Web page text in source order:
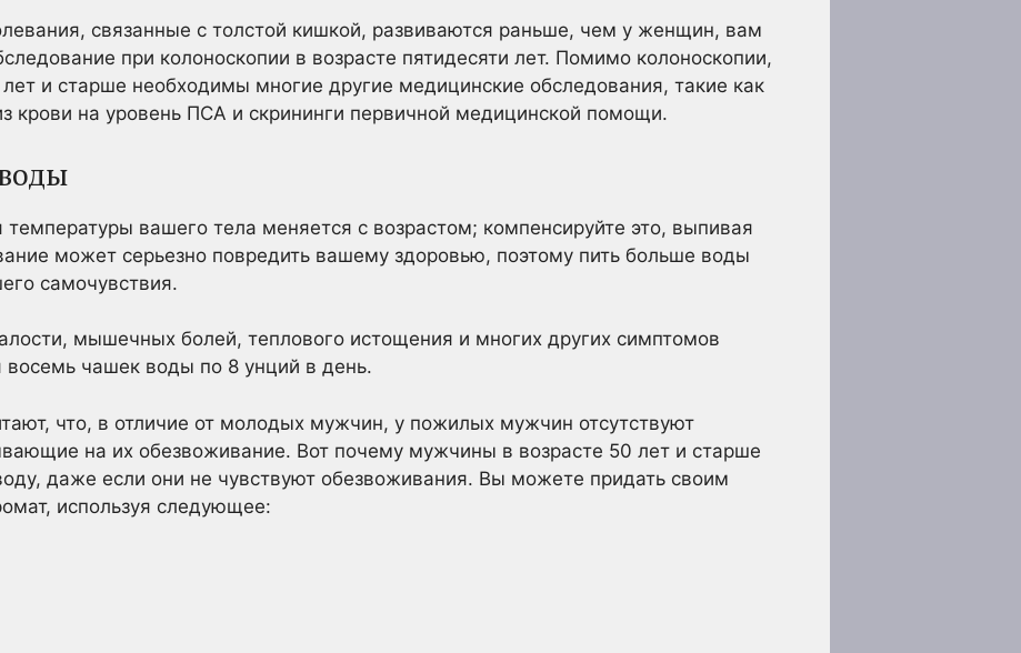
связанные с толстой кишкой, развиваются раньше, чем у женщин, вам
при колоноскопии в возрасте пятидесяти лет. Помимо колоноскопии,
и старше необходимы многие другие медицинские обследования, такие как
крови на уровень ПСА и скрининги первичной медицинской помощи.
вашего тела меняется с возрастом; компенсируйте это, выпивая
может серьезно повредить вашему здоровью, поэтому пить больше воды
самочувствия.
мышечных болей, теплового истощения и многих других симптомов
чашек воды по 8 унций в день.
что, в отличие от молодых мужчин, у пожилых мужчин отсутствуют
на их обезвоживание. Вот почему мужчины в возрасте 50 лет и старше
даже если они не чувствуют обезвоживания. Вы можете придать своим
используя следующее: